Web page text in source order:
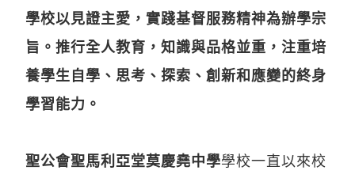
學校以見證主愛，實踐基督服務精神為辦學宗
旨。推行全人教育，知識與品格並重，注重培
養學生自學、思考、探索、創新和應變的終身
學習能力。
聖公會聖馬利亞堂莫慶堯中學學校一直以來校